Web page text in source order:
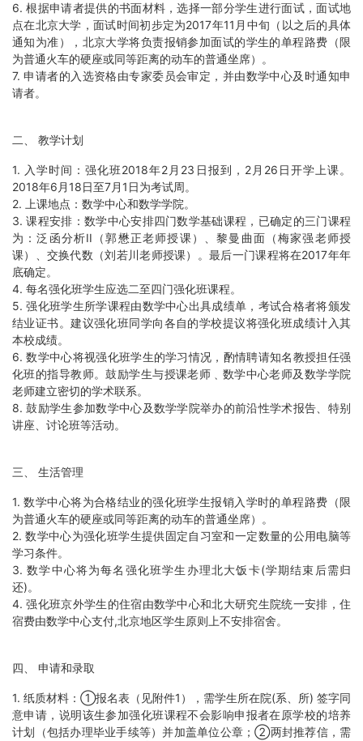
6. 根据申请者提供的书面材料，选择一部分学生进行面试，面试地
点在北京大学，面试时间初步定为2017年11月中旬（以之后的具体
通知为准），北京大学将负责报销参加面试的学生的单程路费（限
为普通火车的硬座或同等距离的动车的普通坐席）。
7. 申请者的入选资格由专家委员会审定，并由数学中心及时通知申
请者。
二、 教学计划
1. 入学时间：强化班2018年2月23日报到，2月26日开学上课。
2018年6月18日至7月1日为考试周。
2. 上课地点：数学中心和数学学院。
3. 课程安排：数学中心安排四门数学基础课程，已确定的三门课程
为：泛函分析II（郭懋正老师授课）、黎曼曲面（梅家强老师授
课）、交换代数（刘若川老师授课）。最后一门课程将在2017年年
底确定。
4. 每名强化班学生应选二至四门强化班课程。
5. 强化班学生所学课程由数学中心出具成绩单，考试合格者将颁发
结业证书。建议强化班同学向各自的学校提议将强化班成绩计入其
本校成绩。
6. 数学中心将视强化班学生的学习情况，酌情聘请知名教授担任强
化班的指导教师。鼓励学生与授课老师﹑数学中心老师及数学学院
老师建立密切的学术联系。
8. 鼓励学生参加数学中心及数学学院举办的前沿性学术报告、特别
讲座、讨论班等活动。
三、 生活管理
1. 数学中心将为合格结业的强化班学生报销入学时的单程路费（限
为普通火车的硬座或同等距离的动车的普通坐席）。
2. 数学中心为强化班学生提供固定自习室和一定数量的公用电脑等
学习条件。
3. 数学中心将为每名强化班学生办理北大饭卡(学期结束后需归
还)。
4. 强化班京外学生的住宿由数学中心和北大研究生院统一安排，住
宿费由数学中心支付,北京地区学生原则上不安排宿舍。
四、 申请和录取
1. 纸质材料：①报名表（见附件1），需学生所在院(系、所) 签字同
意申请，说明该生参加强化班课程不会影响申报者在原学校的培养
计划（包括办理毕业手续等）并加盖单位公章；②两封推荐信，需